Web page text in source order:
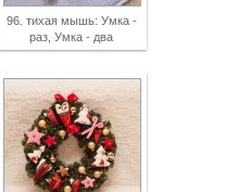
96. тихая мышь: Умка -
раз, Умка - два